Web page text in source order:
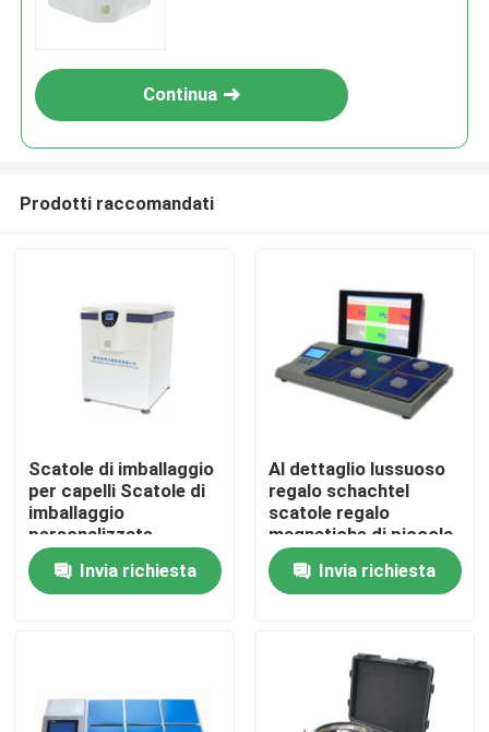
Prodotti
Continua
Prodotti raccomandati
Scatole di imballaggio
per capelli Scatole di
imballaggio
personalizzate
Scatole di lusso per
estensione di capelli
umani
Invia richiesta
Al dettaglio lussuoso
regalo schachtel
scatole regalo
magnetiche di piccola
graduazione scatola
regalo pesante con
coperchio
Invia richiesta